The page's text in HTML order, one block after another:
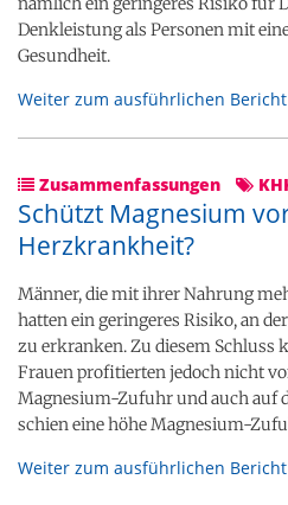
Denkleistung als Personen mit
Gesundheit.
Weiter zum ausführlichen
Zusammenfassungen
Schützt Magnesium
Herzkrankheit?
Männer, die mit ihrer Nahrung
hatten ein geringeres Risiko, an
zu erkranken. Zu diesem Schluss
Frauen profitierten jedoch nicht
Magnesium-Zufuhr und auch auf
schien eine höhe Magnesium-
Weiter zum ausführlichen